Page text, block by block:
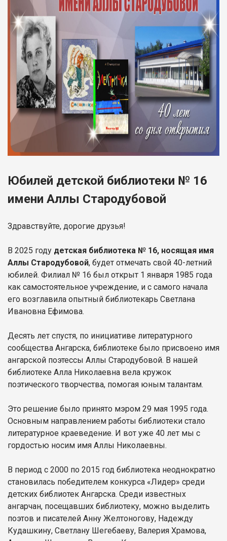
Юбилей детской библиотеки № 16
имени Аллы Стародубовой
Здравствуйте, дорогие друзья!
В 2025 году детская библиотека № 16, носящая имя
Аллы Стародубовой, будет отмечать свой 40-летний
юбилей. Филиал № 16 был открыт 1 января 1985 года
как самостоятельное учреждение, и с самого начала
его возглавила опытный библиотекарь Светлана
Ивановна Ефимова.
Десять лет спустя, по инициативе литературного
сообщества Ангарска, библиотеке было присвоено имя
ангарской поэтессы Аллы Стародубовой. В нашей
библиотеке Алла Николаевна вела кружок
поэтического творчества, помогая юным талантам.
Это решение было принято мэром 29 мая 1995 года.
Основным направлением работы библиотеки стало
литературное краеведение. И вот уже 40 лет мы с
гордостью носим имя Аллы Николаевны.
В период с 2000 по 2015 год библиотека неоднократно
становилась победителем конкурса «Лидер» среди
детских библиотек Ангарска. Среди известных
ангарчан, посещавших библиотеку, можно выделить
поэтов и писателей Анну Желтоногову, Надежду
Кудашкину, Светлану Шегебаеву, Валерия Храмова,